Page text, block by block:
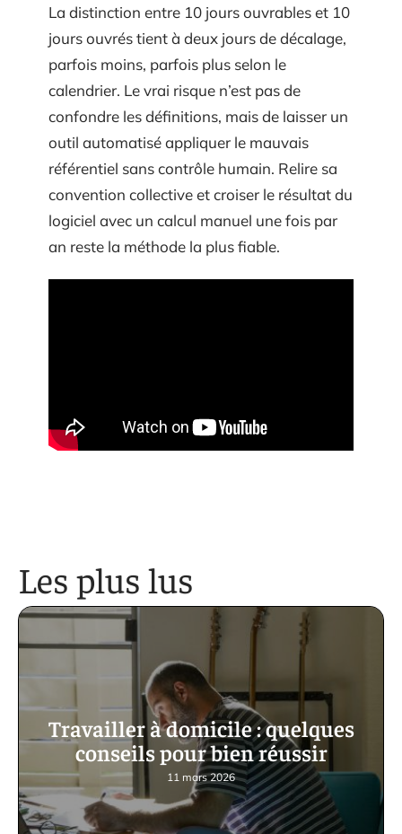
La distinction entre 10 jours ouvrables et 10
jours ouvrés tient à deux jours de décalage,
parfois moins, parfois plus selon le
calendrier. Le vrai risque n’est pas de
confondre les définitions, mais de laisser un
outil automatisé appliquer le mauvais
référentiel sans contrôle humain. Relire sa
convention collective et croiser le résultat du
logiciel avec un calcul manuel une fois par
an reste la méthode la plus fiable.
Les plus lus
Travailler à domicile : quelques
conseils pour bien réussir
11 mars 2026